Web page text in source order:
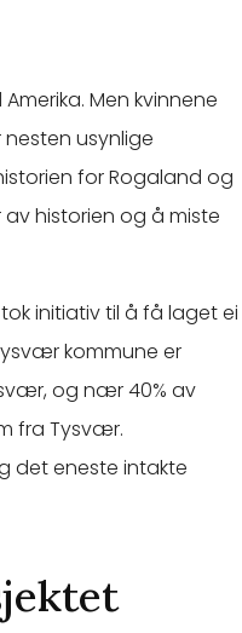
Men kvinnene
usynlige
for Rogaland og
historien og å miste
initiativ til å få laget ei
kommune er
og nær 40% av
fra Tysvær.
det eneste intakte